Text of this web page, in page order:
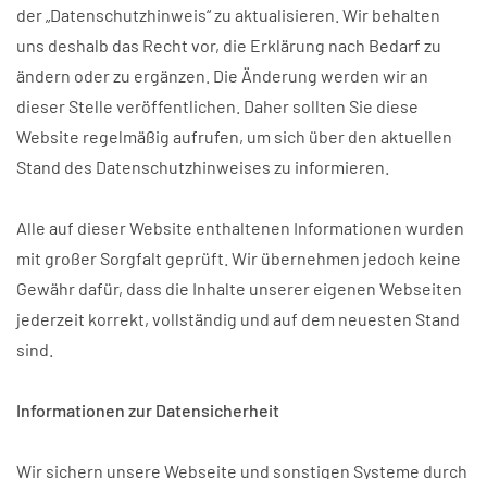
der „Datenschutzhinweis“ zu aktualisieren. Wir behalten
uns deshalb das Recht vor, die Erklärung nach Bedarf zu
ändern oder zu ergänzen. Die Änderung werden wir an
dieser Stelle veröffentlichen. Daher sollten Sie diese
Website regelmäßig aufrufen, um sich über den aktuellen
Stand des Datenschutzhinweises zu informieren.
Alle auf dieser Website enthaltenen Informationen wurden
mit großer Sorgfalt geprüft. Wir übernehmen jedoch keine
Gewähr dafür, dass die Inhalte unserer eigenen Webseiten
jederzeit korrekt, vollständig und auf dem neuesten Stand
sind.
Informationen zur Datensicherheit
Wir sichern unsere Webseite und sonstigen Systeme durch